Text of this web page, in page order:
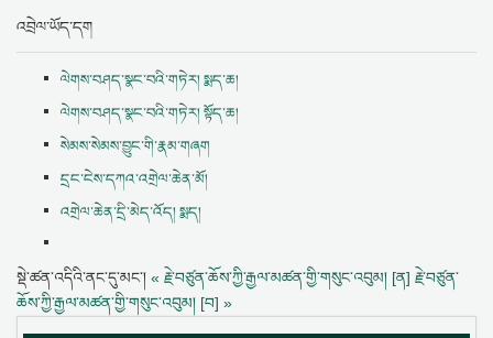
འབྲེལ་ཡོད་དག
ལེགས་བཤད་སྣང་བའི་གཏེར། སྨད་ཆ།
ལེགས་བཤད་སྣང་བའི་གཏེར། སྟོད་ཆ།
སེམས་སེམས་བྱུང་གི་རྣམ་གཞག
དྲང་ངེས་དཀའ་འགྲེལ་ཆེན་མོ།
འགྲེལ་ཆེན་དྲི་མེད་འོད། སྨད།
སྡེ་ཚན་འདིའི་ནང་དུ་མང་། « རྗེ་བཙུན་ཆོས་ཀྱི་རྒྱལ་མཚན་གྱི་གསུང་འབུམ། [ན] རྗེ་བཙུན་
ཆོས་ཀྱི་རྒྱལ་མཚན་གྱི་གསུང་འབུམ། [བ] »